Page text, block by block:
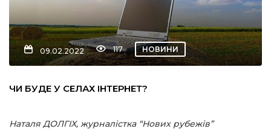
09.02.2022 117 НОВИНИ
ЧИ БУДЕ У СЕЛАХ ІНТЕРНЕТ?
Наталя ДОЛГІХ, журналістка “Нових рубежів”